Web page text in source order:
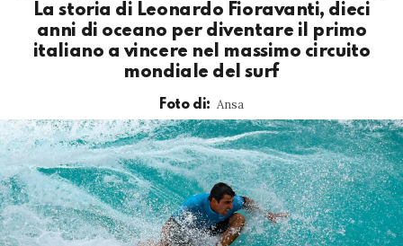
La storia di Leonardo Fioravanti, dieci
anni di oceano per diventare il primo
italiano a vincere nel massimo circuito
mondiale del surf
Foto di: Ansa